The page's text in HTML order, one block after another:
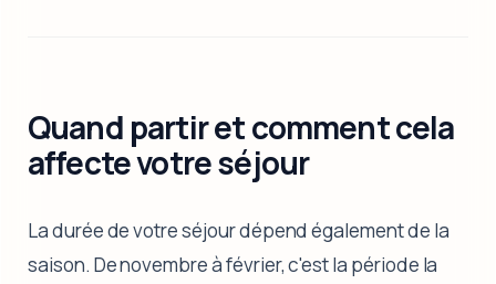
Quand partir et comment cela
affecte votre séjour
La durée de votre séjour dépend également de la
saison. De novembre à février, c'est la période la